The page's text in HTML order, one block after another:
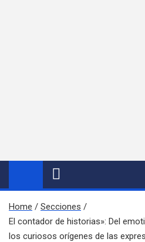
Home
Secciones
El contador de historias»: Del
los curiosos orígenes de las